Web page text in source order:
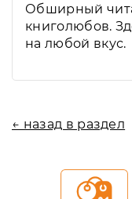
Обширный
книголюбов.
на любой вкус.
← назад в раздел